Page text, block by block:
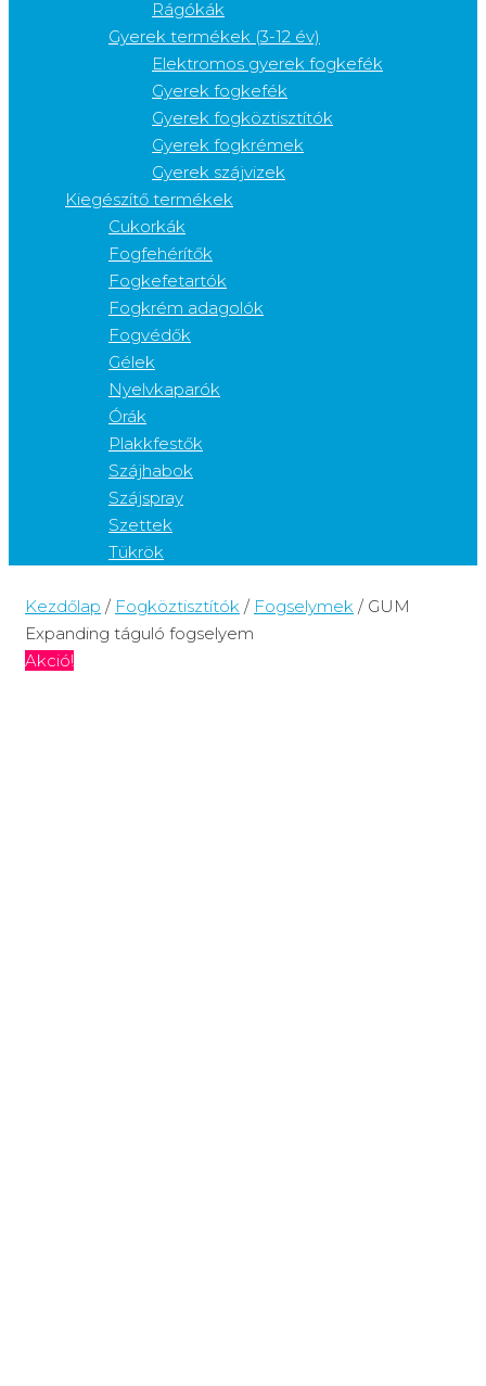
Rágókák
Gyerek termékek (3-12 év)
Elektromos gyerek fogkefék
Gyerek fogkefék
Gyerek fogköztisztítók
Gyerek fogkrémek
Gyerek szájvizek
Kiegészítő termékek
Cukorkák
Fogfehérítők
Fogkefetartók
Fogkrém adagolók
Fogvédők
Gélek
Nyelvkaparók
Órák
Plakkfestők
Szájhabok
Szájspray
Szettek
Tükrök
Kezdőlap / Fogköztisztítók / Fogselymek / GUM
Expanding táguló fogselyem
Akció!